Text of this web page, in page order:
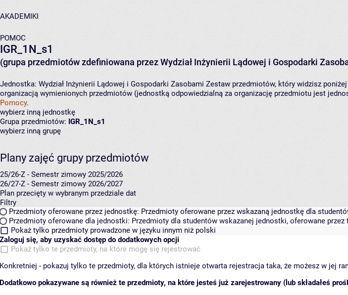
AKADEMIKI
POMOC
IGR_1N_s1
(grupa przedmiotów zdefiniowana przez Wydział Inżynierii Lądowej i Gospodarki
Jednostka: Wydział Inżynierii Lądowej i Gospodarki Zasobami Zestaw przedmiotów, który widzisz
organizacją wymienionych przedmiotów (jednostką odpowiedzialną za organizację przedmiotu jest
Pomocy.
wybierz inną jednostkę
Grupa przedmiotów: IGR_1N_s1
wybierz inną grupę
Plany zajęć grupy przedmiotów
25/26-Z - Semestr zimowy 2025/2026
26/27-Z - Semestr zimowy 2026/2027
Plan przecięty w wybranym przedziale dat
Filtry
Przedmioty oferowane przez jednostkę: Przedmioty oferowane przez wskazaną jednostkę dla
Przedmioty oferowane dla jednostki: Przedmioty dla studentów wskazanej jednostki, oferowane
Pokaż tylko przedmioty prowadzone w języku innym niż polski
Zaloguj się, aby uzyskać dostęp do dodatkowych opcji
Pokaż tylko te przedmioty, na które mogę się rejestrować
Konkretniej - pokazuj tylko te przedmioty, dla których istnieje otwarta rejestracja taka, że możesz w jej
Dodatkowo pokazywane są również te przedmioty, na które jesteś już zarejestrowany (lub składałeś